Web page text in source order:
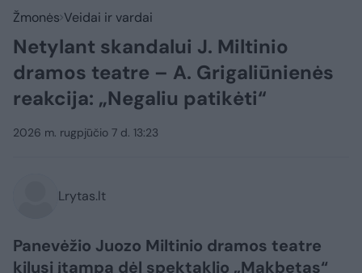
Žmonės Veidai ir vardai
Netylant skandalui J. Miltinio
dramos teatre – A. Grigaliūnienės
reakcija: „Negaliu patikėti“
2026 m. rugpjūčio 7 d. 13:23
Lrytas.lt
Panevėžio Juozo Miltinio dramos teatre
kilusi įtampa dėl spektaklio „Makbetas“